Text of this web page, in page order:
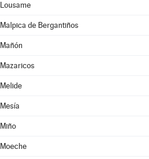
Lousame
Malpica de Bergantiños
Mañón
Mazaricos
Melide
Mesía
Miño
Moeche